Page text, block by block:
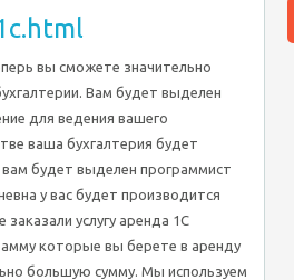
вы сможете значительно
Вам будет выделен
для ведения вашего
ваша бухгалтерия будет
будет выделен программист
у вас будет производится
услугу аренда 1С
которые вы берете в аренду
большую сумму. Мы используем